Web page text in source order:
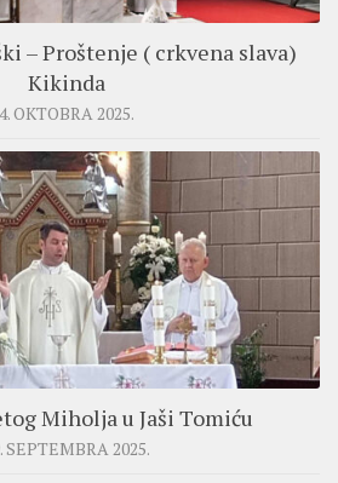
– Proštenje ( crkvena slava)
Kikinda
4. OKTOBRA 2025.
Miholja u Jaši Tomiću
SEPTEMBRA 2025.